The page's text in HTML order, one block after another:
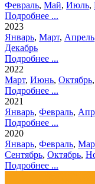
Февраль, Май, Июль,
Подробнее ...
2023
Январь, Март, Апрель
Декабрь
Подробнее ...
2022
Март, Июнь, Октябрь,
Подробнее ...
2021
Январь, Февраль,
Подробнее ...
2020
Январь, Февраль,
Сентябрь, Октябрь,
Подробнее ...